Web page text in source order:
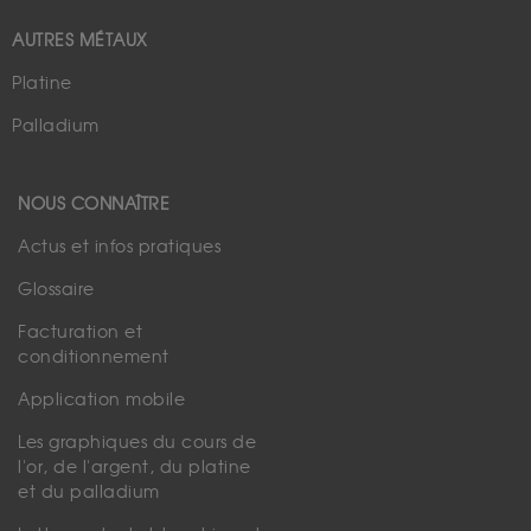
AUTRES MÉTAUX
Platine
Palladium
NOUS CONNAÎTRE
Actus et infos pratiques
Glossaire
Facturation et
conditionnement
Application mobile
Les graphiques du cours de
l'or, de l'argent, du platine
et du palladium